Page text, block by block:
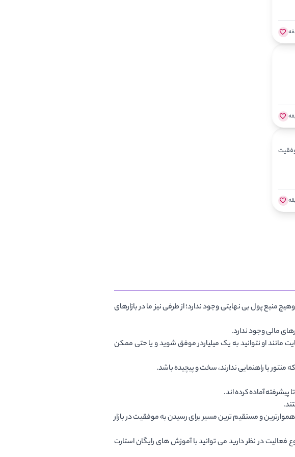
پول بی نهایتی وجود ندارد؛ از طرفی نیز ما در بازارهای
مالی وجود ندارد.
مانند او نتوانید به یک میلیاردر موفق شوید و یا حتی ممکن
یا راهنمایی ندارند، سخت و پیچیده باشد.
آماده کرده اند.
و مستقیم ترین مسیر برای رسیدن به موفقیت در بازار
فعالیت در نظر دارید می توانید با آموزش های رایگان استارت